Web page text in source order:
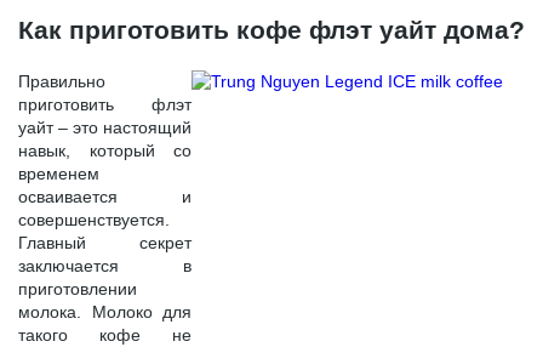
Как приготовить кофе флэт уайт дома?
Правильно
приготовить флэт
уайт – это настоящий
навык, который со
временем
осваивается и
совершенствуется.
Главный секрет
заключается в
приготовлении
молока. Молоко для
такого кофе не